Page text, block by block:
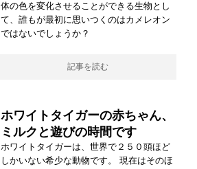
体の色を変化させることができる生物とし
て、誰もが最初に思いつくのはカメレオン
ではないでしょうか？
記事を読む
ホワイトタイガーの赤ちゃん、
ミルクと遊びの時間です
ホワイトタイガーは、世界で２５０頭ほど
しかいない希少な動物です。 現在はそのほ